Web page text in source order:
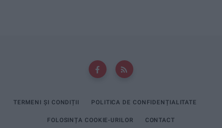
TERMENI ȘI CONDIȚII POLITICA DE CONFIDENȚIALITATE
FOLOSINȚA COOKIE-URILOR CONTACT